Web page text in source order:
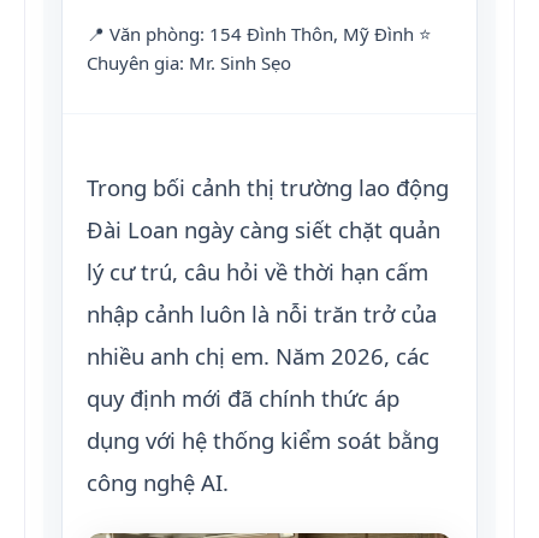
📍 Văn phòng: 154 Đình Thôn, Mỹ Đình ⭐
Chuyên gia: Mr. Sinh Sẹo
Trong bối cảnh thị trường lao động
Đài Loan ngày càng siết chặt quản
lý cư trú, câu hỏi về thời hạn cấm
nhập cảnh luôn là nỗi trăn trở của
nhiều anh chị em. Năm 2026, các
quy định mới đã chính thức áp
dụng với hệ thống kiểm soát bằng
công nghệ AI.